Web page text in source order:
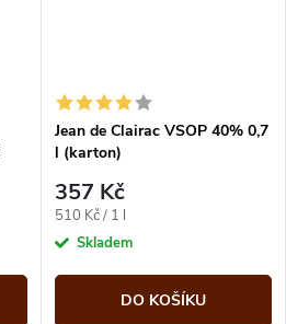
Jean de Clairac VSOP 40% 0,7
l (karton)
357 Kč
Měrná
cena:
510 Kč / 1 l
Skladem
DO KOŠÍKU